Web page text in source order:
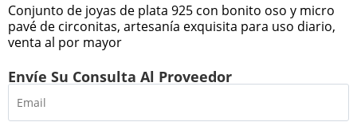
Conjunto de joyas de plata 925 con bonito oso y micro
pavé de circonitas, artesanía exquisita para uso diario,
venta al por mayor
Envíe Su Consulta Al Proveedor